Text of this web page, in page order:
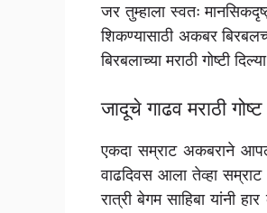
जर तुम्हाला स्वतः
शिकण्यासाठी अकबर
बिरबलाच्या मराठी गोष्टी
जादूचे गाढव मराठी गोष्ट
एकदा सम्राट अकबराने
वाढदिवस आला तेव्हा
रात्री बेगम साहिबा यांनी